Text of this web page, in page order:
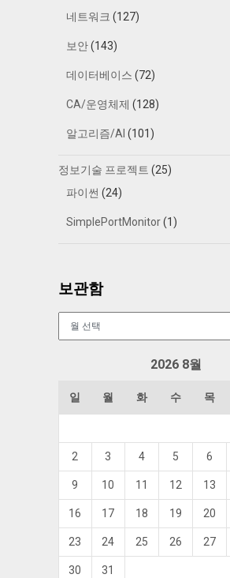
네트워크 (127)
보안(143)
데이터베이스 (72)
CA/운영체제 (128)
알고리즘/AI (101)
정보기술 프로젝트 (25)
파이썬 (24)
SimplePortMonitor(1)
보관함
2026 8월
일 월 화 수 목
2 3 4 5 6
9 10 11 12 13
16 17 18 19 20
23 24 25 26 27
30 31